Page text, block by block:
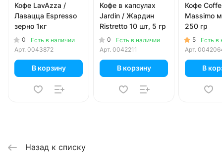
Кофе LavAzza /
Лавацца Espresso
зерно 1кг
0
Есть в наличии
Арт. 0043872
В корзину
Кофе в капсулах
Jardin / Жардин
Ristretto 10 шт, 5 гр
0
Есть в наличии
Арт. 0042211
В корзину
Кофе
Massimo
250 гр
5
Есть в
Арт.
В
Назад к списку